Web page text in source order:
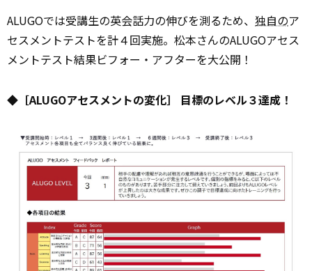
ALUGOでは受講生の英会話力の伸びを測るため、 独自のア
セスメントテストを計４回実施。松本さんのALUGOアセス
メントテスト結果ビフォー・アフターを大公開！
◆［ALUGOアセスメントの変化］ 目標のレベル３達成！